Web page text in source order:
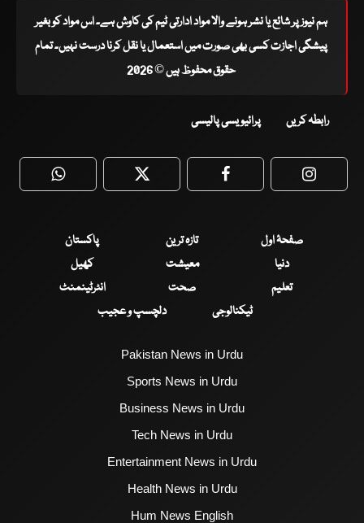
ہم نیوز پر شائع یا نشر ہونے والا مواد ادارتی ٹیم کی کاوش ہے۔ اس مواد کو بغیر
پیشگی اجازت کسی بھی صورت میں استعمال یا نقل کرنا درست نہیں۔ تمام
حقوق محفوظ ہیں © 2026
رابطہ کریں پرائیویسی پالیسی
WhatsApp Twitter Facebook
صفحۂ اول تازہ ترین
پاکستان
دنیا
معیشت
کھیل
تعلیم
صحت
انٹرٹینمنٹ
ٹیکنالوجی
دلچسپ و عجیب
Pakistan News in Urdu
Sports News in Urdu
Business News in Urdu
Tech News in Urdu
Entertainment News in Urdu
Health News in Urdu
Hum News English